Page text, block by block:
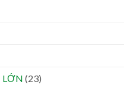
LỚN (23)